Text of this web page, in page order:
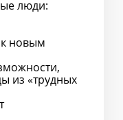
люди:
к новым
из «трудных